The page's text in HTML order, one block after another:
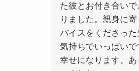
た彼とお付き合い
りました。親身に
バイスをくださっ
気持ちでいっぱい
幸せになります。